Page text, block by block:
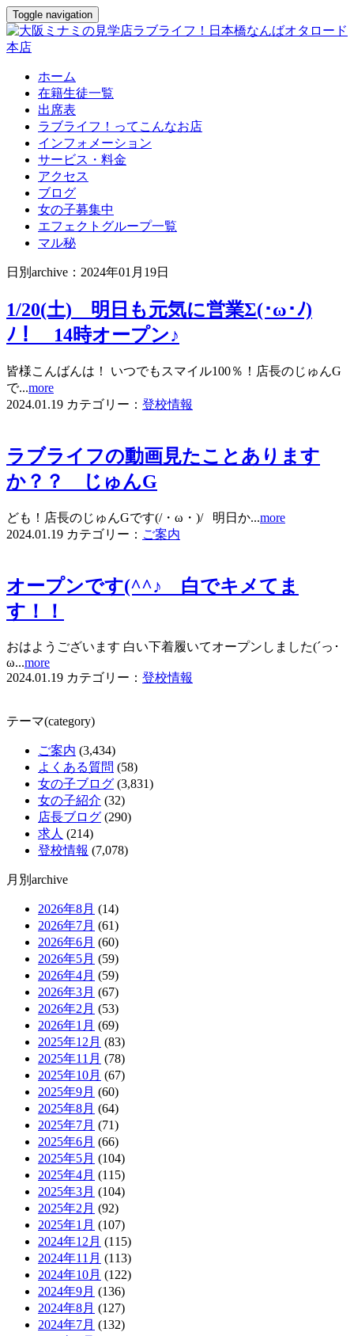
Toggle navigation
ホーム
在籍生徒一覧
出席表
ラブライフ！ってこんなお店
インフォメーション
サービス・料金
アクセス
ブログ
女の子募集中
エフェクトグループ一覧
マル秘
日別archive：2024年01月19日
1/20(土) 明日も元気に営業Σ(･ω･ﾉ)
ﾉ！ 14時オープン♪
皆様こんばんは！ いつでもスマイル100％！店長のじゅんG
で...more
2024.01.19 カテゴリー： 登校情報
ラブライフの動画見たことあります
か？？ じゅんG
ども！店長のじゅんGです(/・ω・)/ 明日か...more
2024.01.19 カテゴリー： ご案内
オープンです(^^♪ 白でキメてま
す！！
おはようございます 白い下着履いてオープンしました(´っ･
ω...more
2024.01.19 カテゴリー： 登校情報
テーマ(category)
ご案内 (3,434)
よくある質問 (58)
女の子ブログ (3,831)
女の子紹介 (32)
店長ブログ (290)
求人 (214)
登校情報 (7,078)
月別archive
2026年8月 (14)
2026年7月 (61)
2026年6月 (60)
2026年5月 (59)
2026年4月 (59)
2026年3月 (67)
2026年2月 (53)
2026年1月 (69)
2025年12月 (83)
2025年11月 (78)
2025年10月 (67)
2025年9月 (60)
2025年8月 (64)
2025年7月 (71)
2025年6月 (66)
2025年5月 (104)
2025年4月 (115)
2025年3月 (104)
2025年2月 (92)
2025年1月 (107)
2024年12月 (115)
2024年11月 (113)
2024年10月 (122)
2024年9月 (136)
2024年8月 (127)
2024年7月 (132)